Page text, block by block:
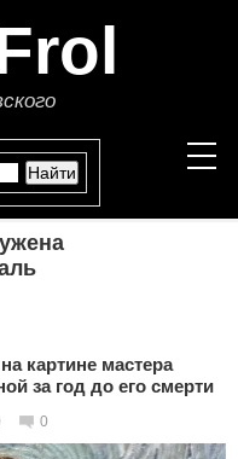
картине мастера
за год до его смерти
0